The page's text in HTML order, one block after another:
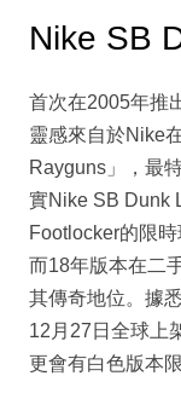
Nike SB
首次在2005年推
靈感來自於Nike
Rayguns」，最
實Nike SB Dunk
Footlocker的限
而18年版本在二
其傳奇地位。據
12月27日全球上
更會有白色版本